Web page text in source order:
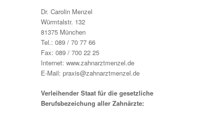
Dr. Carolin Menzel
Würmtalstr. 132
81375 München
Tel.: 089 / 70 77 66
Fax: 089 / 700 22 25
Internet: www.zahnarztmenzel.de
E-Mail: praxis@zahnarztmenzel.de
Verleihender Staat für die gesetzliche
Berufsbezeichung aller Zahnärzte: